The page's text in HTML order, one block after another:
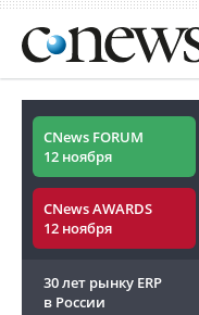
CNews FORUM
12 ноября
CNews AWARDS
12 ноября
30 лет рынку ERP
в России